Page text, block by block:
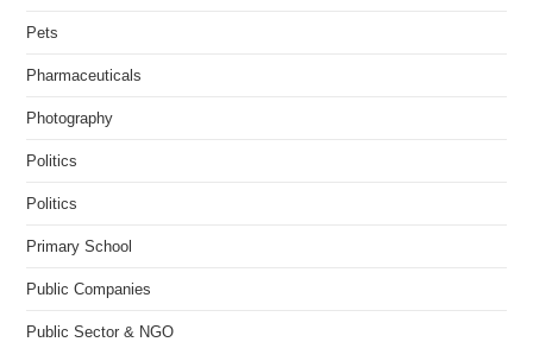
Pets
Pharmaceuticals
Photography
Politics
Politics
Primary School
Public Companies
Public Sector & NGO